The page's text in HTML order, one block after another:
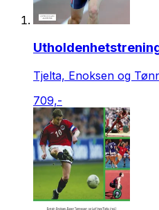
Tjelta, Enoksen og
709,-